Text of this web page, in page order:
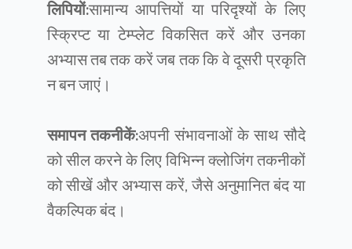
लिपियों:सामान्य आपत्तियों या परिदृश्यों के लिए
स्क्रिप्ट या टेम्प्लेट विकसित करें और उनका
अभ्यास तब तक करें जब तक कि वे दूसरी प्रकृति
न बन जाएं।
समापन तकनीकें:अपनी संभावनाओं के साथ सौदे
को सील करने के लिए विभिन्न क्लोजिंग तकनीकों
को सीखें और अभ्यास करें, जैसे अनुमानित बंद या
वैकल्पिक बंद।